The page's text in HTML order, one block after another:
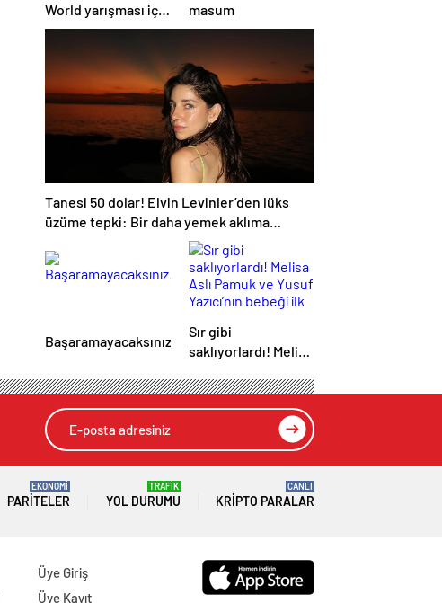
World yarışması için
Hindistan’da
masum
Tanesi 50 dolar! Elvin Levinler’den lüks
üzüme tepki: Bir daha yemek aklıma
Başaramayacaksınız!
Sır gibi
saklıyorlardı! Melisa
Yazıcı’nın bebeği ilk
kez görüntülendi:
Bakın minik Mylan
kime benziyor…
PARITELER
EKONOMİ
YOL DURUMU
TRAFİK
KRIPTO PARALAR
CANLI
Üye Giriş
Üye Kayıt